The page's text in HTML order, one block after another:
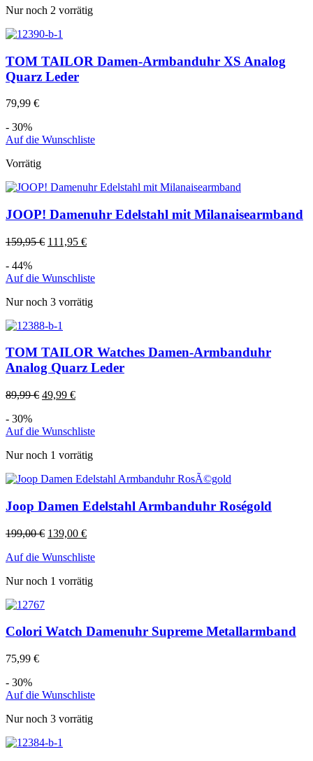
Nur noch 2 vorrätig
TOM TAILOR Damen-Armbanduhr XS Analog
Quarz Leder
79,99 €
- 30%
Auf die Wunschliste
Vorrätig
JOOP! Damenuhr Edelstahl mit Milanaisearmband
159,95€ 111,95 €
- 44%
Auf die Wunschliste
Nur noch 3 vorrätig
TOM TAILOR Watches Damen-Armbanduhr
Analog Quarz Leder
89,99€ 49,99 €
- 30%
Auf die Wunschliste
Nur noch 1 vorrätig
Joop Damen Edelstahl Armbanduhr Roségold
199,00€ 139,00 €
Auf die Wunschliste
Nur noch 1 vorrätig
Colori Watch Damenuhr Supreme Metallarmband
75,99 €
- 30%
Auf die Wunschliste
Nur noch 3 vorrätig